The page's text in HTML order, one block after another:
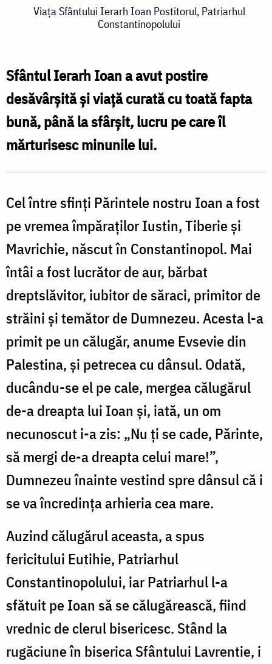
Viața
Ioan
Postitorul,
Patriarhul
Constantinopolului
Viața Sfântului Ierarh Ioan Postitorul, Patriarhul
Constantinopolului
Sfântul Ierarh Ioan a avut postire
desăvârșită și viață curată cu toată fapta
bună, până la sfârșit, lucru pe care îl
mărturisesc minunile lui.
Cel între sfinți Părintele nostru Ioan a fost
pe vremea împăraților Iustin, Tiberie și
Mavrichie, născut în Constantinopol. Mai
întâi a fost lucrător de aur, bărbat
dreptslăvitor, iubitor de săraci, primitor de
străini și temător de Dumnezeu. Acesta l-a
primit pe un călugăr, anume Evsevie din
Palestina, și petrecea cu dânsul. Odată,
ducându-se el pe cale, mergea călugărul
de-a dreapta lui Ioan și, iată, un om
necunoscut i-a zis: „Nu ți se cade, Părinte,
să mergi de-a dreapta celui mare!”,
Dumnezeu înainte vestind spre dânsul că i
se va încredința arhieria cea mare.
Auzind călugărul aceasta, a spus
fericitului Eutihie, Patriarhul
Constantinopolului, iar Patriarhul l-a
sfătuit pe Ioan să se călugărească, fiind
vrednic de clerul bisericesc. Stând la
rugăciune în biserica Sfântului Lavrentie, i